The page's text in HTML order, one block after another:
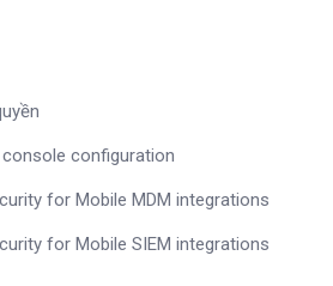
configuration
for Mobile MDM integrations
for Mobile SIEM integrations